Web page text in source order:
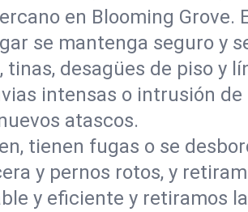
en Blooming Grove.
se mantenga seguro y
tinas, desagües de piso y
intensas o intrusión
atascos.
tienen fugas o se
y pernos rotos, y
y eficiente y retiramos